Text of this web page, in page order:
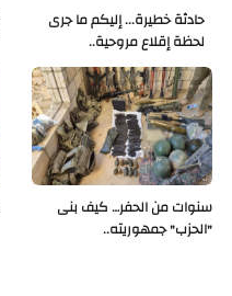
حادثة خطيرة... إليكم ما جرى
لحظة إقلاع مروحية..
سنوات من الحفر… كيف بنى
"الحزب" جمهوريته..